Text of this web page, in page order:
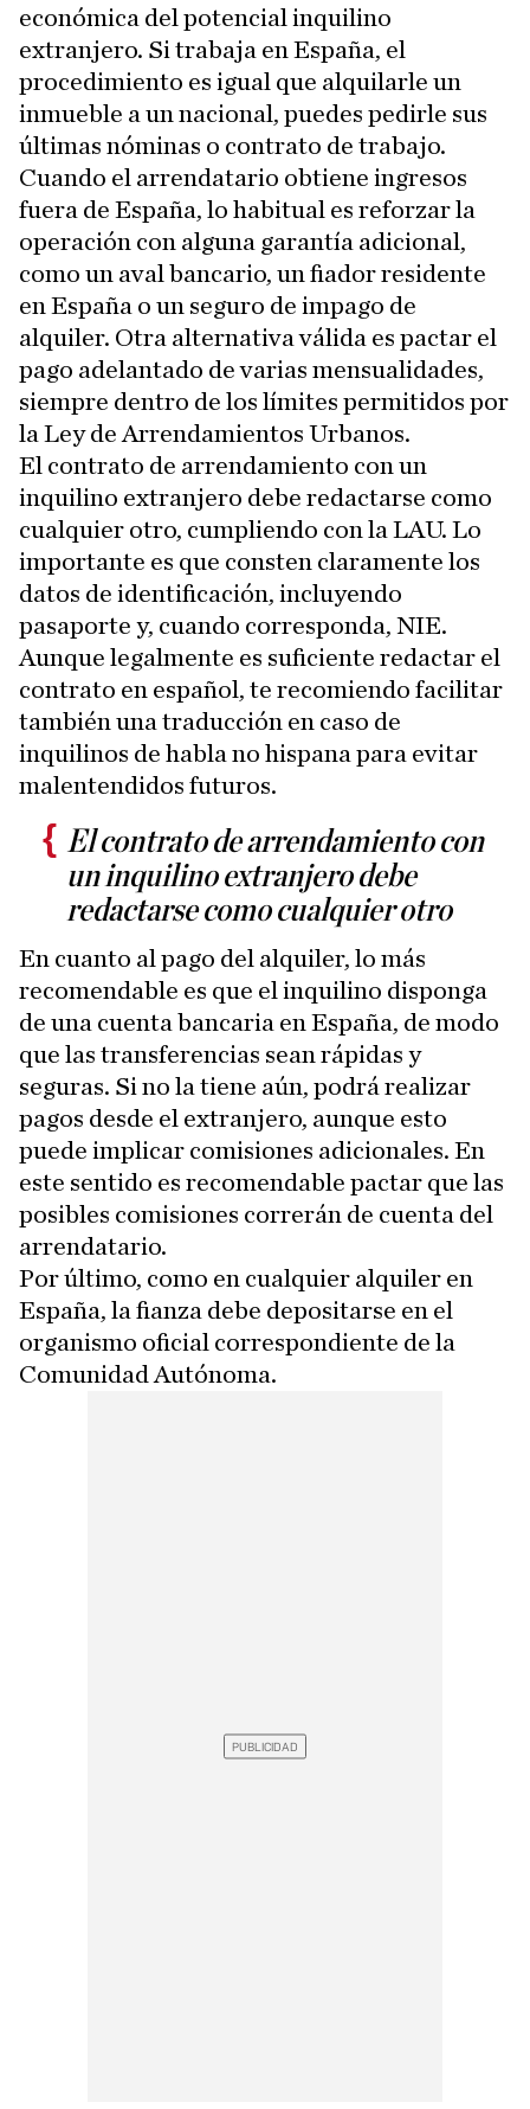
económica del potencial inquilino
extranjero. Si trabaja en España, el
procedimiento es igual que alquilarle un
inmueble a un nacional, puedes pedirle sus
últimas nóminas o contrato de trabajo.
Cuando el arrendatario obtiene ingresos
fuera de España, lo habitual es reforzar la
operación con alguna garantía adicional,
como un aval bancario, un fiador residente
en España o un seguro de impago de
alquiler. Otra alternativa válida es pactar el
pago adelantado de varias mensualidades,
siempre dentro de los límites permitidos por
la Ley de Arrendamientos Urbanos.
El contrato de arrendamiento con un
inquilino extranjero debe redactarse como
cualquier otro, cumpliendo con la LAU. Lo
importante es que consten claramente los
datos de identificación, incluyendo
pasaporte y, cuando corresponda, NIE.
Aunque legalmente es suficiente redactar el
contrato en español, te recomiendo facilitar
también una traducción en caso de
inquilinos de habla no hispana para evitar
malentendidos futuros.
El contrato de arrendamiento con
un inquilino extranjero debe
redactarse como cualquier otro
En cuanto al pago del alquiler, lo más
recomendable es que el inquilino disponga
de una cuenta bancaria en España, de modo
que las transferencias sean rápidas y
seguras. Si no la tiene aún, podrá realizar
pagos desde el extranjero, aunque esto
puede implicar comisiones adicionales. En
este sentido es recomendable pactar que las
posibles comisiones correrán de cuenta del
arrendatario.
Por último, como en cualquier alquiler en
España, la fianza debe depositarse en el
organismo oficial correspondiente de la
Comunidad Autónoma.